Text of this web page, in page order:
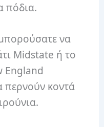
πόδια.
να
Midstate ή το
England
περνούν κοντά